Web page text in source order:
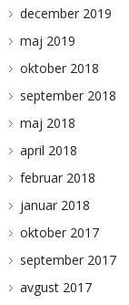
december 2019
maj 2019
oktober 2018
september 2018
maj 2018
april 2018
februar 2018
januar 2018
oktober 2017
september 2017
avgust 2017